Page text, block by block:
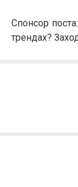
Спонсор
трендах?